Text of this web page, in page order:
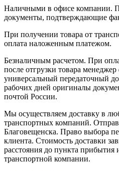
Наличными в офисе компании.
документы, подтверждающие
При получении товара от
оплата наложенным платежом.
Безналичным расчетом. При
после отгрузки товара
универсальный передаточный
рабочих дней оригиналы
почтой России.
Мы осуществляем доставку в
транспортных компаний.
Благовещенска. Право выбора
клиента. Стоимость доставки
расстояния до пункта
транспортной компании.